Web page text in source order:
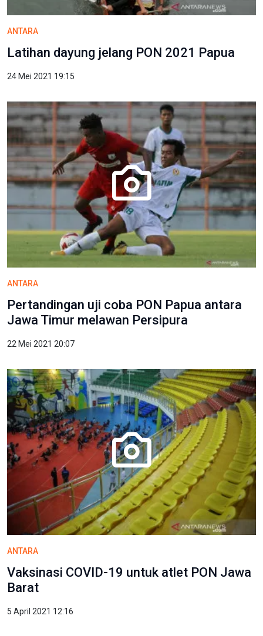
ANTARA
Latihan dayung jelang PON 2021 Papua
24 Mei 2021 19:15
ANTARA
Pertandingan uji coba PON Papua antara
Jawa Timur melawan Persipura
22 Mei 2021 20:07
ANTARA
Vaksinasi COVID-19 untuk atlet PON Jawa
Barat
5 April 2021 12:16